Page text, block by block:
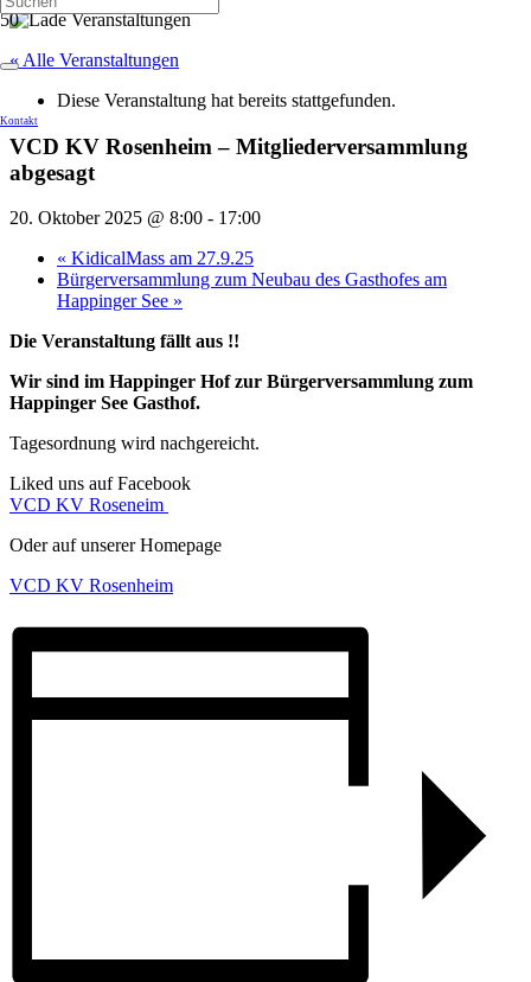
Kontakt
« Alle Veranstaltungen
Diese Veranstaltung hat bereits stattgefunden.
VCD KV Rosenheim – Mitgliederversammlung
abgesagt
20. Oktober 2025 @ 8:00 - 17:00
« KidicalMass am 27.9.25
Bürgerversammlung zum Neubau des Gasthofes am
Happinger See »
Die Veranstaltung fällt aus !!
Wir sind im Happinger Hof zur Bürgerversammlung zum
Happinger See Gasthof.
Tagesordnung wird nachgereicht.
Liked uns auf Facebook
VCD KV Roseneim
Oder auf unserer Homepage
VCD KV Rosenheim